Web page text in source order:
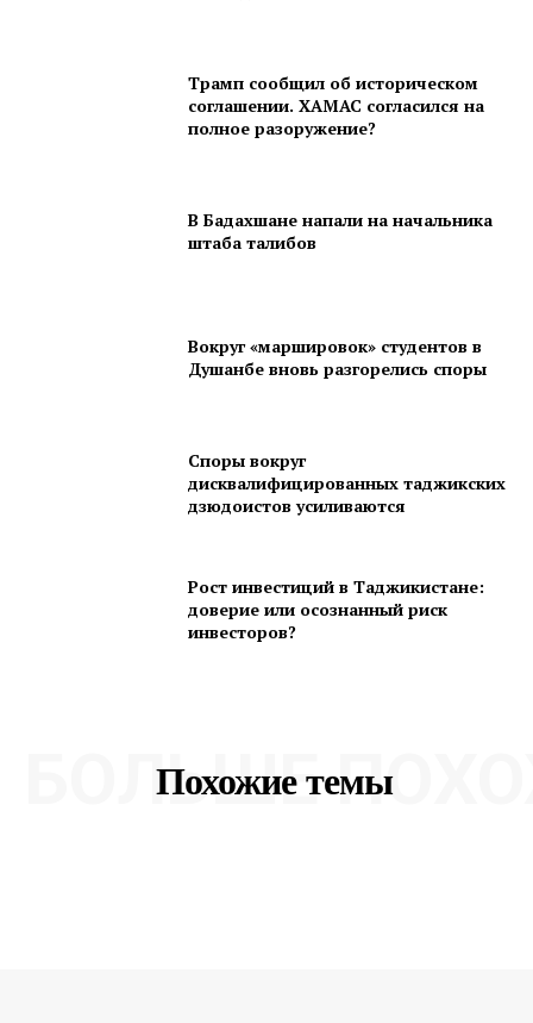
Трамп сообщил об историческом
соглашении. ХАМАС согласился на
полное разоружение?
В Бадахшане напали на начальника
штаба талибов
Вокруг «маршировок» студентов в
Душанбе вновь разгорелись споры
Споры вокруг
дисквалифицированных таджикских
дзюдоистов усиливаются
Рост инвестиций в Таджикистане:
доверие или осознанный риск
инвесторов?
Похожие темы
БОЛЬШЕ